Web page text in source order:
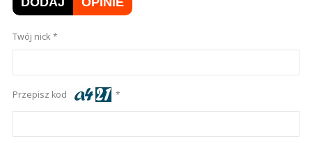
Twój nick
Przepisz kod